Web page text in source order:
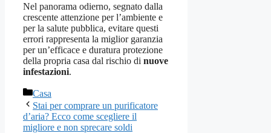
Nel panorama odierno, segnato dalla
crescente attenzione per l’ambiente e
per la salute pubblica, evitare questi
errori rappresenta la miglior garanzia
per un’efficace e duratura protezione
della propria casa dal rischio di nuove
infestazioni.
Categorie
Casa
Stai per comprare un purificatore
d’aria? Ecco come scegliere il
migliore e non sprecare soldi